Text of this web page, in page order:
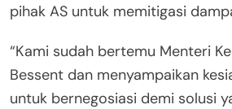
pihak AS untuk memitigasi
“Kami sudah bertemu Menteri
Bessent dan menyampaikan
untuk bernegosiasi demi solusi